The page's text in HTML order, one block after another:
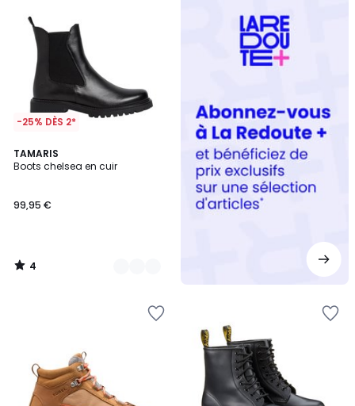
-25% DÈS 2*
TAMARIS
Boots chelsea en cuir
99,95 €
4
/
3
Couleurs
4
/